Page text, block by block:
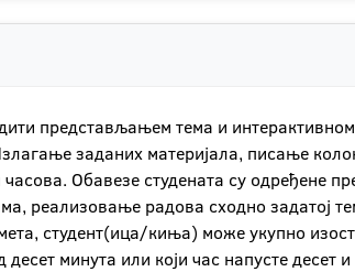
представљањем тема и
заданих материјала, писање
Обавезе студената су одређене
реализовање радова сходно задатој
студент(ица/киња) може укупно
минута или који час напусте